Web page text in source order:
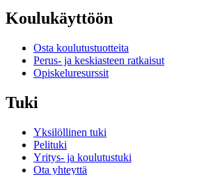
Koulukäyttöön
Osta koulutustuotteita
Perus- ja keskiasteen ratkaisut
Opiskeluresurssit
Tuki
Yksilöllinen tuki
Pelituki
Yritys- ja koulutustuki
Ota yhteyttä